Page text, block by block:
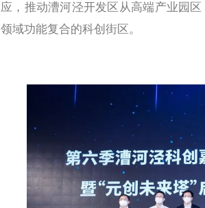
应，推动漕河泾开发区从高端产业园
领域功能复合的科创街区。